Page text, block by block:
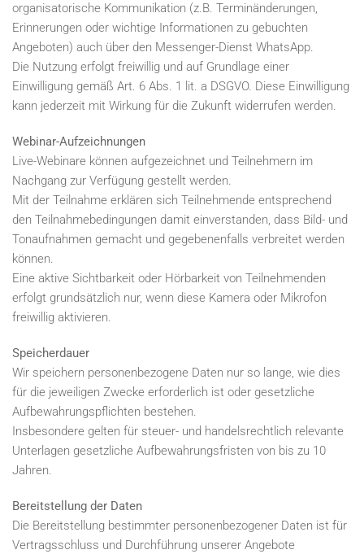
organisatorische Kommunikation (z.B. Terminänderungen,
Erinnerungen oder wichtige Informationen zu gebuchten
Angeboten) auch über den Messenger-Dienst WhatsApp.
Die Nutzung erfolgt freiwillig und auf Grundlage einer
Einwilligung gemäß Art. 6 Abs. 1 lit. a DSGVO. Diese Einwilligung
kann jederzeit mit Wirkung für die Zukunft widerrufen werden.
Webinar-Aufzeichnungen
Live-Webinare können aufgezeichnet und Teilnehmern im
Nachgang zur Verfügung gestellt werden.
Mit der Teilnahme erklären sich Teilnehmende entsprechend
den Teilnahmebedingungen damit einverstanden, dass Bild- und
Tonaufnahmen gemacht und gegebenenfalls verbreitet werden
können.
Eine aktive Sichtbarkeit oder Hörbarkeit von Teilnehmenden
erfolgt grundsätzlich nur, wenn diese Kamera oder Mikrofon
freiwillig aktivieren.
Speicherdauer
Wir speichern personenbezogene Daten nur so lange, wie dies
für die jeweiligen Zwecke erforderlich ist oder gesetzliche
Aufbewahrungspflichten bestehen.
Insbesondere gelten für steuer- und handelsrechtlich relevante
Unterlagen gesetzliche Aufbewahrungsfristen von bis zu 10
Jahren.
Bereitstellung der Daten
Die Bereitstellung bestimmter personenbezogener Daten ist für
Vertragsschluss und Durchführung unserer Angebote